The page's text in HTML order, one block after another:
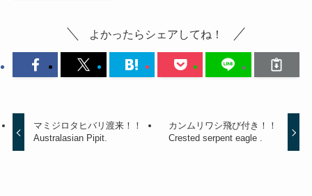
よかったらシェアしてね！
マミジロタヒバリ渡来！！
Australasian Pipit.
カンムリワシ飛び付き！！
Crested serpent eagle .